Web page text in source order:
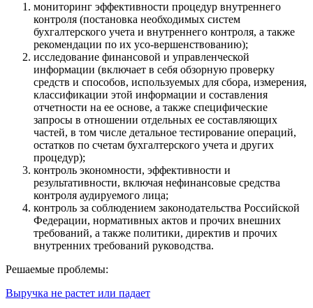
мониторинг эффективности процедур внутреннего
контроля (постановка необходимых систем
бухгалтерского учета и внутреннего контроля, а также
рекомендации по их усо-вершенствованию);
исследование финансовой и управленческой
информации (включает в себя обзорную проверку
средств и способов, используемых для сбора, измерения,
классификации этой информации и составления
отчетности на ее основе, а также специфические
запросы в отношении отдельных ее составляющих
частей, в том числе детальное тестирование операций,
остатков по счетам бухгалтерского учета и других
процедур);
контроль экономности, эффективности и
результативности, включая нефинансовые средства
контроля аудируемого лица;
контроль за соблюдением законодательства Российской
Федерации, нормативных актов и прочих внешних
требований, а также политики, директив и прочих
внутренних требований руководства.
Решаемые проблемы:
Выручка не растет или падает